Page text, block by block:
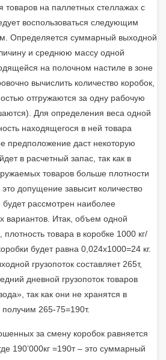
товаров на паллетных стеллажах с
воспользоваться следующим
Определяется суммарный выходной
и среднюю массу одной
на полочном настиле в зоне
вычислить количество коробок,
отгружаются за одну рабочую
Для определения веса одной
находящегося в ней товара
предположение даст некоторую
в расчетный запас, так как в
товаров больше плотности
допущение завысит количество
рассмотрен наиболее
вариантов. Итак, объем одной
товара в коробке 1000 кг/
будет равна 0,024х1000=24 кг.
грузопоток составляет 265т,
дневной грузопоток товаров
так как они не хранятся в
265-75=190т.
за смену коробок равняется
190’000кг =190т – это суммарный